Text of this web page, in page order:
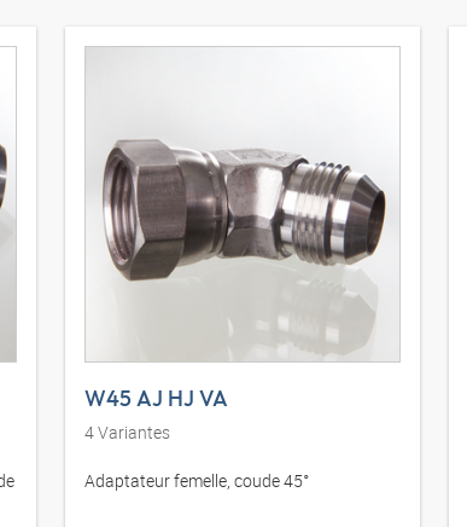
W45 AJ HJ VA
4Variantes
Adaptateur femelle, coude 45°